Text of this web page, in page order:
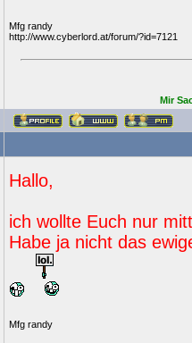
Mfg randy
http://www.cyberlord.at/forum/?id=7121
Mir
Hallo,
ich wollte Euch nur
Habe ja nicht das
Mfg randy